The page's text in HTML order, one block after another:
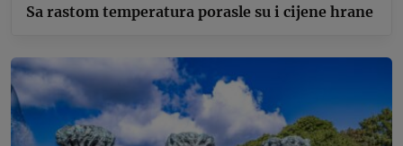
Sa rastom temperatura porasle su i cijene hrane